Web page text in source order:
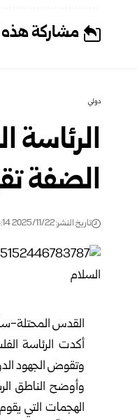
مشاركة هذه
دولي
الرئاسة
الضفة
تاريخ النشر: 2025/11/22 4:14 مساءً
القدس المحتلة-
أكدت الرئاسة
وتقوض الجهود
وأوضح الناطق
الهجمات التي